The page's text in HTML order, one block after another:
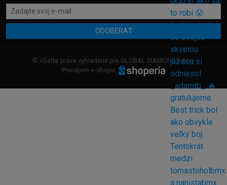
ODOBERAŤ
© Všetky práva vyhradené pre GLOBAL DIAMONDS s.r.o.
Prenájom e-shopu